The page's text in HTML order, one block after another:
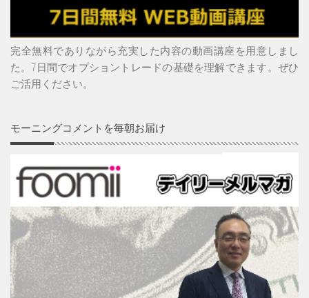
完全無料でありながら充実した内容の動画講座を用意しまし
た。7日間でオプショントレードの基礎を理解できます。ぜひ
ご活用ください。
モーニングコメントを毎朝お届け